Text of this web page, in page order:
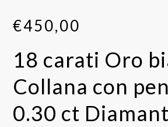
€450,00
18 carati Oro
Collana con
0.30 ct